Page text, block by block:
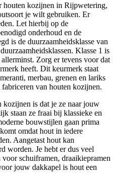
houten kozijnen in Rijpwetering,
je wilt gebruiken. Er
Let hierbij op de
onderhoud en de
is de duurzaamheidsklasse van
Klasse 1 is
Zorg er tevens voor dat
heeft. Dit keurmerk staat
merbau, grenen en lariks
van houten kozijnen.
kozijnen is dat je ze naar jouw
staan ze fraai bij klassieke en
bouwstijlen gaan prima
omdat hout in iedere
Aangetast hout kan
worden. Je hebt er dus veel
schuiframen, draaikiepramen
jouw dakkapel is hout een